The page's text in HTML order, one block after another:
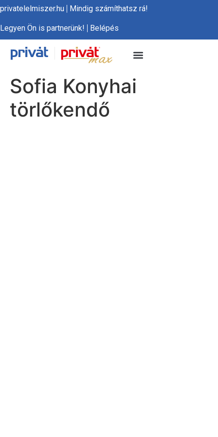
privatelelmiszer.hu Mindig számíthatsz rá!
Legyen Ön is partnerünk! Belépés
Sofia Konyhai
törlőkendő